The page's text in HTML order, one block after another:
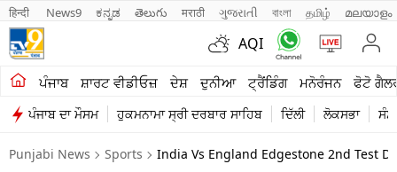
हिन्दी News9 ಕನ್ನಡ తెలుగు मराठी ગુજરાતી বাংলা தமிழ் മലയാളം
AQI
ਪੰਜਾਬ ਸ਼ਾਰਟ ਵੀਡੀਓਜ਼ ਦੇਸ਼ ਦੁਨੀਆ ਟ੍ਰੈਂਡਿੰਗ ਮਨੋਰੰਜਨ ਫੋਟੋ
ਪੰਜਾਬ ਦਾ ਮੌਸਮ ਹੁਕਮਨਾਮਾ ਸ੍ਰੀ ਦਰਬਾਰ ਸਾਹਿਬ ਦਿੱਲੀ ਲੋਕਸਭਾ
ਖੇਤੀਬਾੜੀ
ਸ਼ਾਰਟ ਵੀਡੀਓਜ਼
ਕਾਰੋਬਾਰ
Punjabi News Sports India Vs England Edgestone 2nd Test